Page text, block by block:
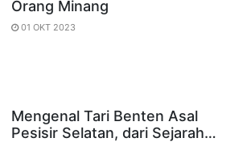
Orang Minang
01 OKT 2023
Mengenal Tari Benten Asal
Pesisir Selatan, dari Sejarah…